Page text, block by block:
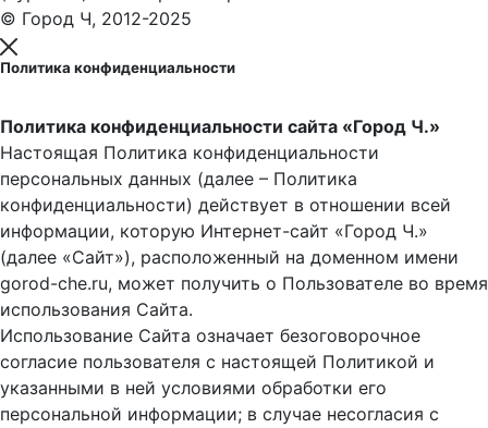
© Город Ч, 2012-2025
Политика конфиденциальности
Политика конфиденциальности сайта «Город Ч.»
Настоящая Политика конфиденциальности
персональных данных (далее – Политика
конфиденциальности) действует в отношении всей
информации, которую Интернет-сайт «Город Ч.»
(далее «Сайт»), расположенный на доменном имени
gorod-che.ru, может получить о Пользователе во время
использования Cайта.
Использование Сайта означает безоговорочное
согласие пользователя с настоящей Политикой и
указанными в ней условиями обработки его
персональной информации; в случае несогласия с